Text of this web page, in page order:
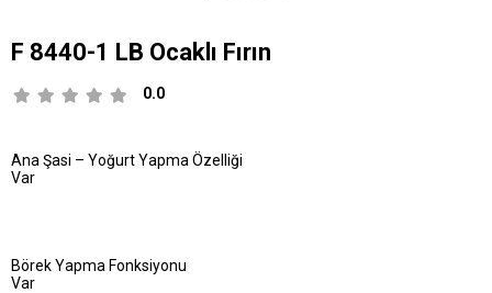
F 8440-1 LB Ocaklı Fırın
0.0
Ana Şasi – Yoğurt Yapma Özelliği
Var
Börek Yapma Fonksiyonu
Var